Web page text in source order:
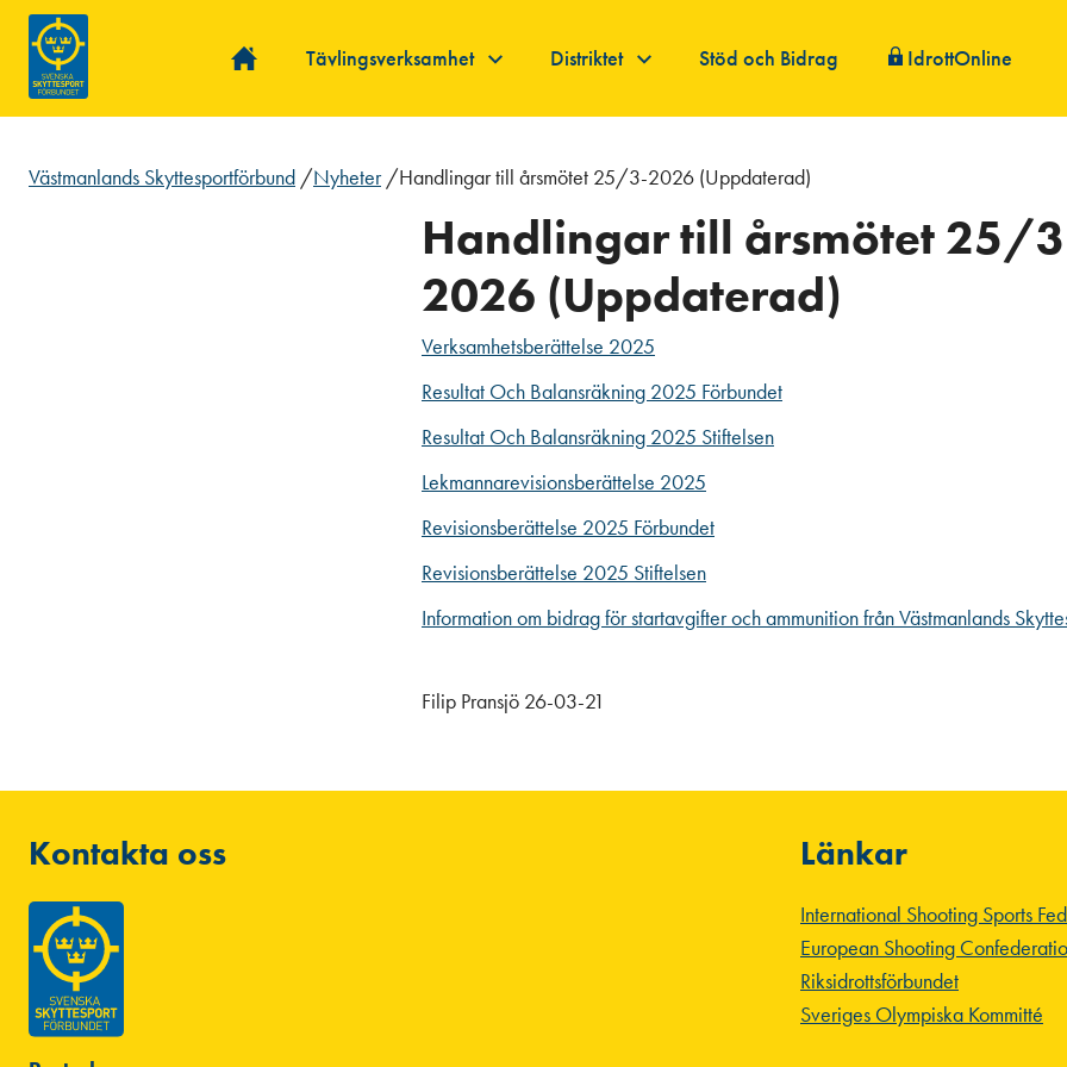
Tävlingsverksamhet Distriktet Stöd och Bidrag IdrottOnline
Västmanlands Skyttesportförbund /Nyheter /Handlingar till årsmötet 25/3-2026 (Uppdaterad)
Handlingar till årsmötet 25/
2026 (Uppdaterad)
Verksamhetsberättelse 2025
Resultat Och Balansräkning 2025 Förbundet
Resultat Och Balansräkning 2025 Stiftelsen
Lekmannarevisionsberättelse 2025
Revisionsberättelse 2025 Förbundet
Revisionsberättelse 2025 Stiftelsen
Information om bidrag för startavgifter och ammunition från Västmanlands
Filip Pransjö 26-03-21
Kontakta oss Länkar
International Shooting Sports
European Shooting
Riksidrottsförbundet
Sveriges Olympiska Kommitté